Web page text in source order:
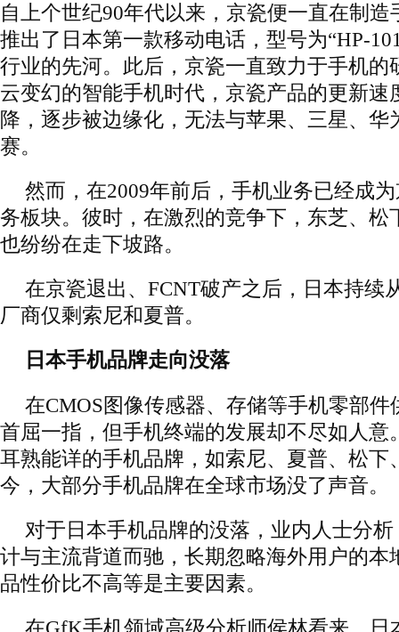
自上个世纪90年代以来，京瓷便一直在制造
推出了日本第一款移动电话，型号为“HP-
行业的先河。此后，京瓷一直致力于手机的
云变幻的智能手机时代，京瓷产品的更新速
降，逐步被边缘化，无法与苹果、三星、华
赛。
然而，在2009年前后，手机业务已经成
务板块。彼时，在激烈的竞争下，东芝、松
也纷纷在走下坡路。
在京瓷退出、FCNT破产之后，日本持续
厂商仅剩索尼和夏普。
日本手机品牌走向没落
在CMOS图像传感器、存储等手机零部
首屈一指，但手机终端的发展却不尽如人意
耳熟能详的手机品牌，如索尼、夏普、松下
今，大部分手机品牌在全球市场没了声音。
对于日本手机品牌的没落，业内人士分
计与主流背道而驰，长期忽略海外用户的本
品性价比不高等是主要因素。